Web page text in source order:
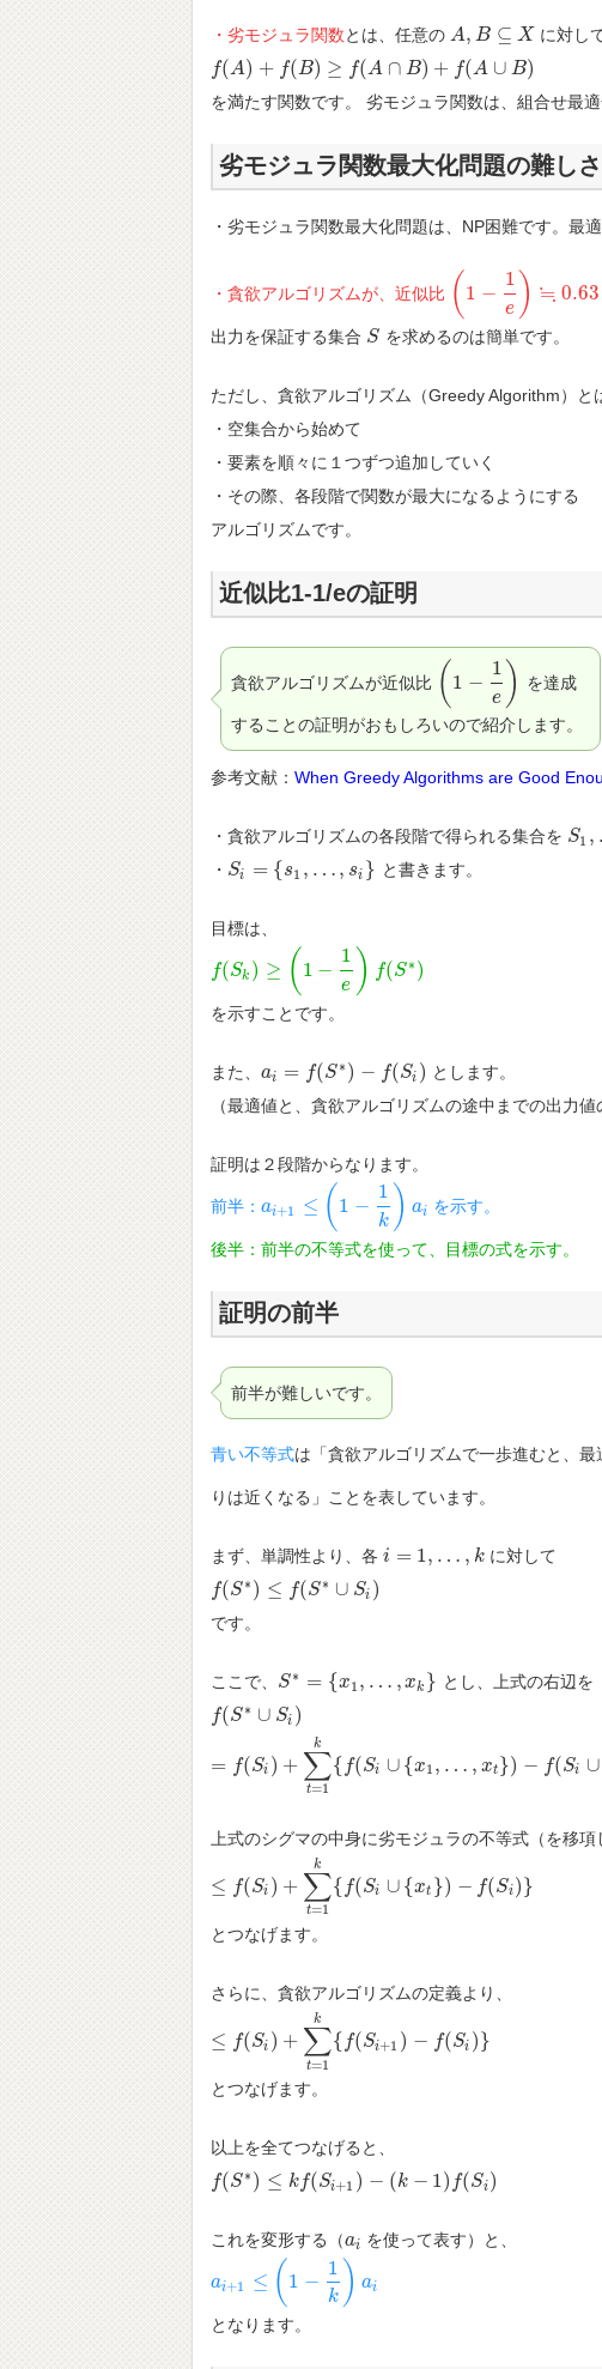
・劣モジュラ関数とは、任意の A, B ⊆ X
A,B⊆ X
に対し
f(A) + f(B) ≥ f(A ∩ B) + f(A ∪ B)
f(A)+f B) ≥f(A∩B)+ (A∪B )
を満たす関数です。 劣モジュラ関数は、組合せ最
劣モジュラ関数最大化問題の難しさ
・劣モジュラ関数最大化問題は、NP困難です。最
・貪欲アルゴリズムが、近似比 ( 1 −
1
e ) ≒ 0.63
(1 − 1e) ≒0.63
出力を保証する集合 S
S を求めるのは簡単です。
ただし、貪欲アルゴリズム（Greedy Algorithm）と
・空集合から始めて
・要素を順々に１つずつ追加していく
・その際、各段階で関数が最大になるようにする
アルゴリズムです。
近似比1-1/eの証明
貪欲アルゴリズムが近似比 ( 1 −
1
e )
(1 − 1e) を達成
することの証明がおもしろいので紹介します。
参考文献： When Greedy Algorithms are Good
・貪欲アルゴリズムの各段階で得られる集合を S1 ,
S1 ,…
・ Si = {s1 , … , si }
Si= {s1, …, s } と書きます。
目標は、
f(Sk ) ≥ ( 1 −
1
e ) f(S ∗ )
f(Sk)≥( 1− e )f( S∗)
を示すことです。
また、 ai = f(S ∗ ) − f(Si )
ai= f(S ∗) −f( S )
とします。
（最適値と、貪欲アルゴリズムの途中までの出力値
証明は２段階からなります。
前半： ai+1 ≤ ( 1 −
1
k ) ai
ai+1 (1 −1 k) ai を示す。
後半：前半の不等式を使って、目標の式を示す。
証明の前半
前半が難しいです。
青い不等式は「貪欲アルゴリズムで一歩進むと、
りは近くなる」ことを表しています。
まず、単調性より、各 i = 1, … , k
i= 1,…, k
に対して
f(S ∗ ) ≤ f(S ∗ ∪ Si )
f(S∗) ≤ (S ∗∪Si)
です。
ここで、 S ∗ = {x1 , … , xk }
S∗ ={x 1 ,… ,xk }
とし、上式の右辺を
f(S ∗ ∪ Si )
= f(Si ) + ∑
t=1
k
{ f(Si ∪ {x1 , … , xt}) − f(Si ∪
f(S∗∪ Si )=f (S
上式のシグマの中身に劣モジュラの不等式（を移項
≤ f(Si ) + ∑
t=1
k
{ f(Si ∪ {xt }) − f(Si)}
≤f Si) +∑ t =1k {f( i∪{x t}) −f( S )}
とつなげます。
さらに、貪欲アルゴリズムの定義より、
≤ f(Si ) + ∑
t=1
k
{ f(Si+1 ) − f(Si ) }
≤f Si) +∑ t =1k {f( i+ 1) −f(Si }
とつなげます。
以上を全てつなげると、
f(S ∗ ) ≤ kf(Si+1 ) − (k − 1) f(Si)
f(S∗) ≤ kf( Si+1 )−(k− 1 f(Si )
これを変形する（ai
ai を使って表す）と、
ai+1 ≤ ( 1 −
1
k ) ai
ai+1 (1 −1 k) ai
となります。